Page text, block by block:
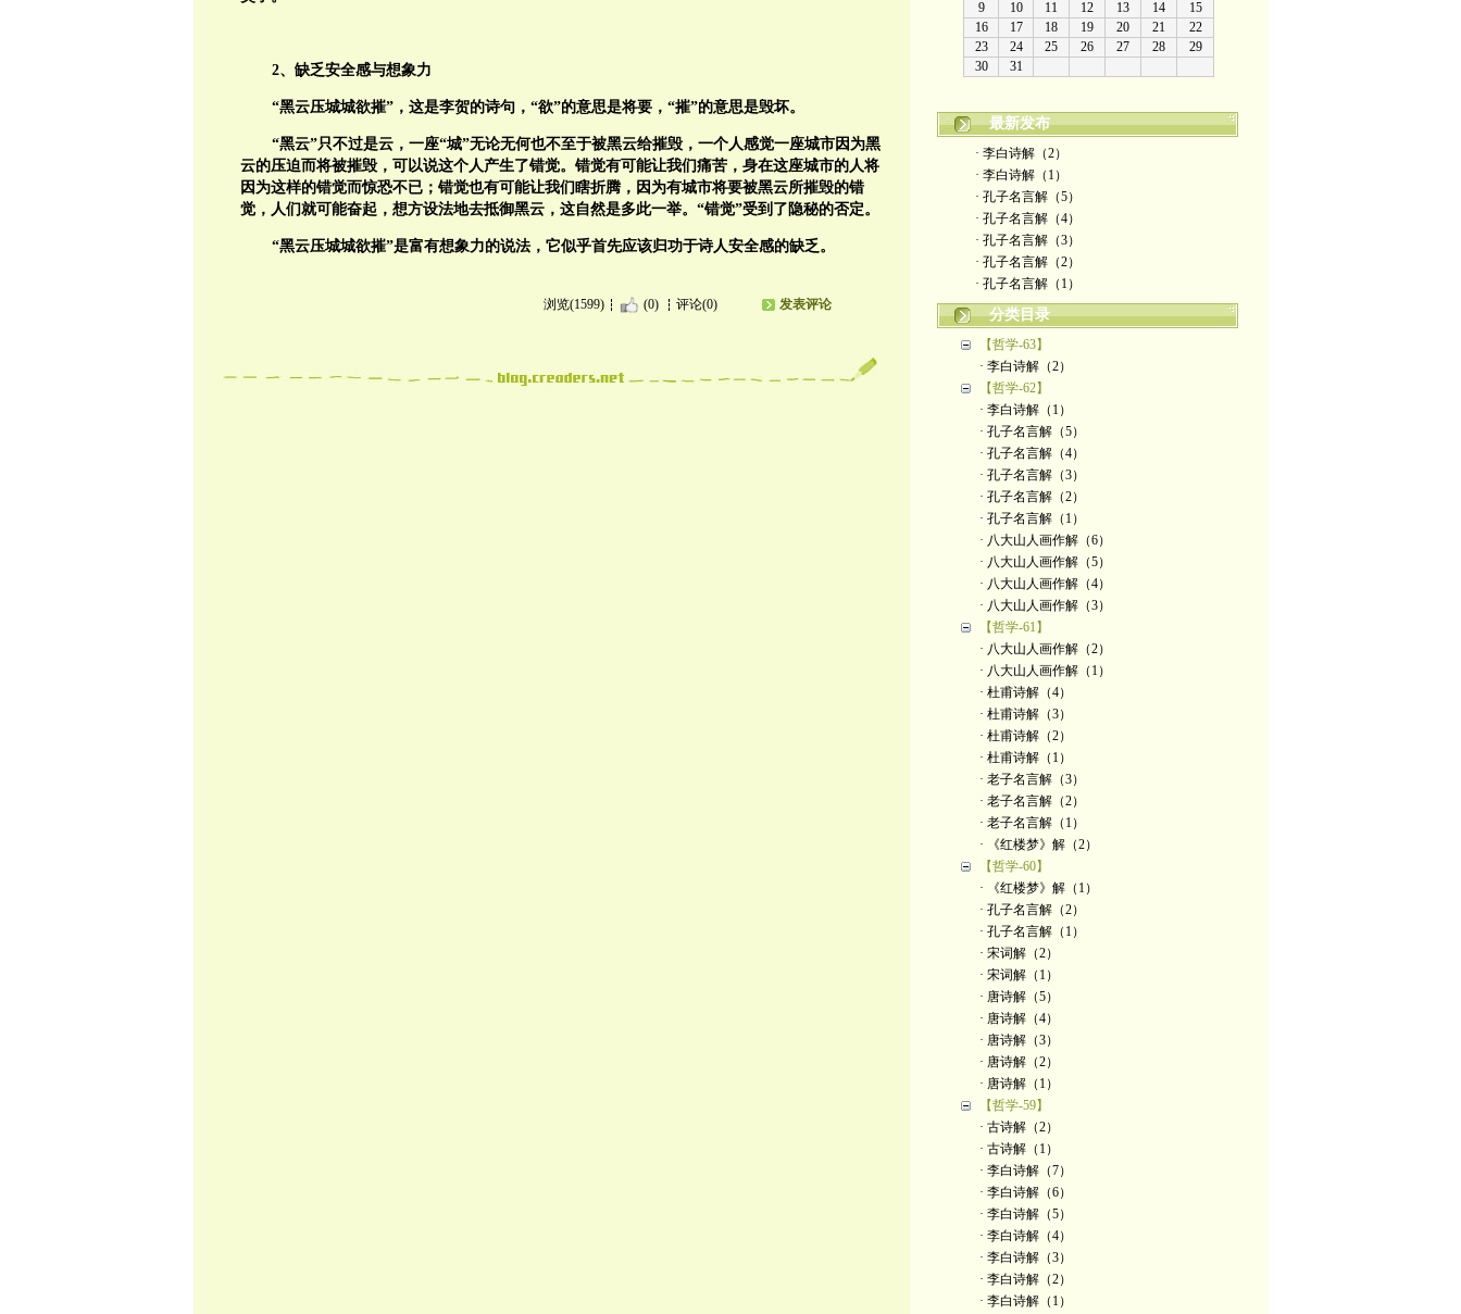
2、缺乏安全感与想象力
“黑云压城城欲摧”，这是李贺的诗句，“欲”的意思是将要，“摧”的意思是毁坏。
“黑云”只不过是云，一座“城”无论无何也不至于被黑云给摧毁，一个人感觉一座城市因为黑
云的压迫而将被摧毁，可以说这个人产生了错觉。错觉有可能让我们痛苦，身在这座城市的人将
因为这样的错觉而惊恐不已；错觉也有可能让我们瞎折腾，因为有城市将要被黑云所摧毁的错
觉，人们就可能奋起，想方设法地去抵御黑云，这自然是多此一举。“错觉”受到了隐秘的否定。
“黑云压城城欲摧”是富有想象力的说法，它似乎首先应该归功于诗人安全感的缺乏。
浏览(1599) (0) 评论(0) 发表评论
最新发布
· 李白诗解（2）
· 李白诗解（1）
· 孔子名言解（5）
· 孔子名言解（4）
· 孔子名言解（3）
· 孔子名言解（2）
· 孔子名言解（1）
分类目录
【哲学-63】
· 李白诗解（2）
【哲学-62】
· 李白诗解（1）
· 孔子名言解（5）
· 孔子名言解（4）
· 孔子名言解（3）
· 孔子名言解（2）
· 孔子名言解（1）
· 八大山人画作解（6）
· 八大山人画作解（5）
· 八大山人画作解（4）
· 八大山人画作解（3）
【哲学-61】
· 八大山人画作解（2）
· 八大山人画作解（1）
· 杜甫诗解（4）
· 杜甫诗解（3）
· 杜甫诗解（2）
· 杜甫诗解（1）
· 老子名言解（3）
· 老子名言解（2）
· 老子名言解（1）
· 《红楼梦》解（2）
【哲学-60】
· 《红楼梦》解（1）
· 孔子名言解（2）
· 孔子名言解（1）
· 宋词解（2）
· 宋词解（1）
· 唐诗解（5）
· 唐诗解（4）
· 唐诗解（3）
· 唐诗解（2）
· 唐诗解（1）
【哲学-59】
· 古诗解（2）
· 古诗解（1）
· 李白诗解（7）
· 李白诗解（6）
· 李白诗解（5）
· 李白诗解（4）
· 李白诗解（3）
· 李白诗解（2）
· 李白诗解（1）